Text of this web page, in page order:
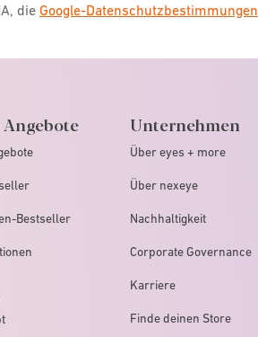
die Google-Datenschutzbestimmungen
Bestseller
Unternehmen
Über eyes + more
Über nexeye
Nachhaltigkeit
Corporate Governance
Karriere
Finde deinen Store